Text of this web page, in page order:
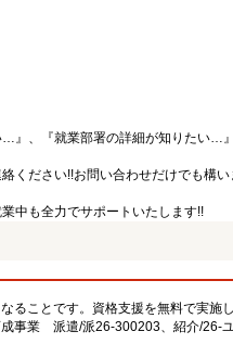
』、『就業部署の詳細が知りたい…
ください!!お問い合わせだけでも構
中も全力でサポートいたします!!
ることです。資格支援を無料で実施
成事業 派遣/派26-300203、紹介/26-